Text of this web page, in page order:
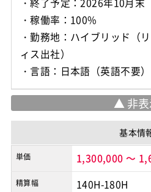
・稼働率：100%
・勤務地：ハイブリッド（
ィス出社）
・言語：日本語（英語不要）
基本情
単価 1,300,000 ～
精算幅 140H-180H